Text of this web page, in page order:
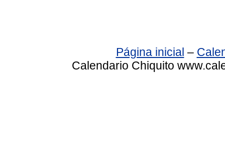
Página inicial –
Calendario Chiquito